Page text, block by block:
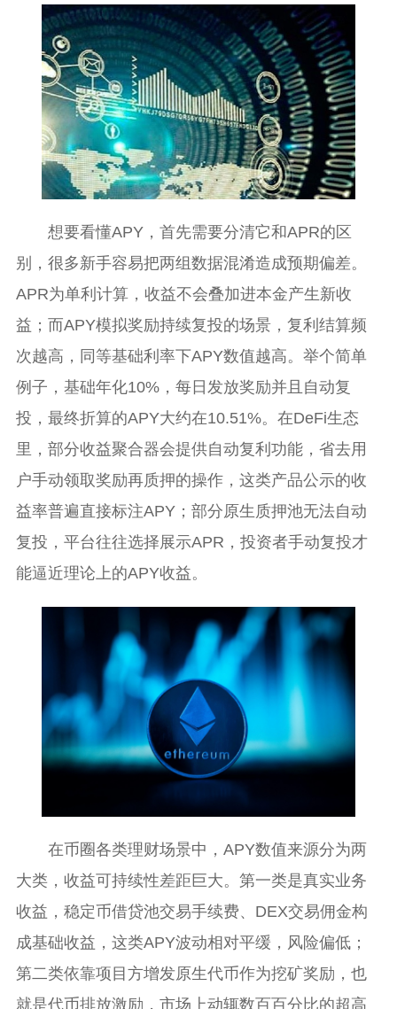
想要看懂APY，首先需要分清它和APR的区
别，很多新手容易把两组数据混淆造成预期偏差。
APR为单利计算，收益不会叠加进本金产生新收
益；而APY模拟奖励持续复投的场景，复利结算频
次越高，同等基础利率下APY数值越高。举个简单
例子，基础年化10%，每日发放奖励并且自动复
投，最终折算的APY大约在10.51%。在DeFi生态
里，部分收益聚合器会提供自动复利功能，省去用
户手动领取奖励再质押的操作，这类产品公示的收
益率普遍直接标注APY；部分原生质押池无法自动
复投，平台往往选择展示APR，投资者手动复投才
能逼近理论上的APY收益。
在币圈各类理财场景中，APY数值来源分为两
大类，收益可持续性差距巨大。第一类是真实业务
收益，稳定币借贷池交易手续费、DEX交易佣金构
成基础收益，这类APY波动相对平缓，风险偏低；
第二类依靠项目方增发原生代币作为挖矿奖励，也
就是代币排放激励，市场上动辄数百百分比的超高